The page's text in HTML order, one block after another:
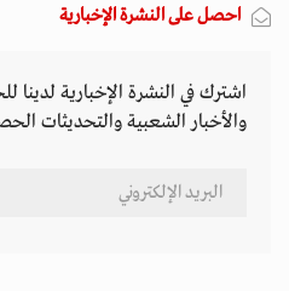
احصل على النشرة الإخبارية
اشترك في النشرة الإخبارية لدينا
والأخبار الشعبية والتحديثات